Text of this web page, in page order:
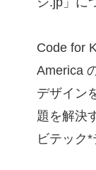
Code for
America
デザイン
題を解決
ビテック*